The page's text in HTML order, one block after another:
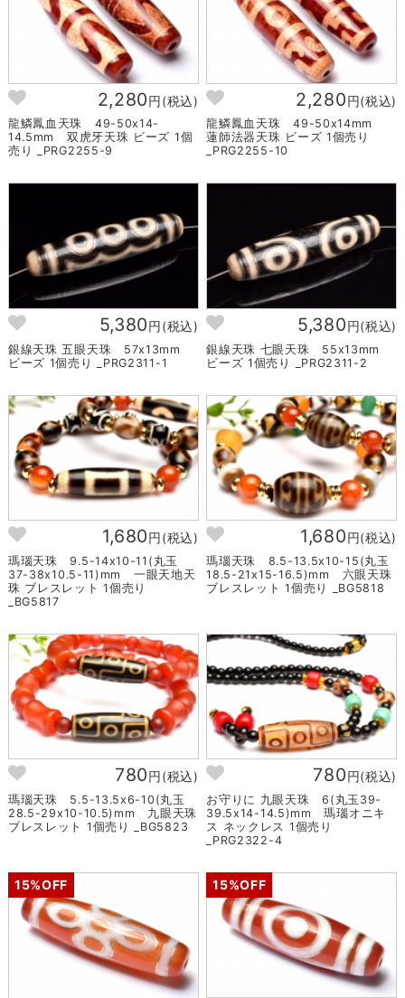
2,280円(税込)
龍鱗鳳血天珠 49-50x14-
14.5mm 双虎牙天珠 ビーズ 1個
売り _PRG2255-9
2,280円(税込)
龍鱗鳳血天珠 49-50x14mm
蓮師法器天珠 ビーズ 1個売り
_PRG2255-10
5,380円(税込)
銀線天珠 五眼天珠 57x13mm
ビーズ 1個売り _PRG2311-1
5,380円(税込)
銀線天珠 七眼天珠 55x13mm
ビーズ 1個売り _PRG2311-2
1,680円(税込)
瑪瑙天珠 9.5-14x10-11(丸玉
37-38x10.5-11)mm 一眼天地天
珠 ブレスレット 1個売り
_BG5817
1,680円(税込)
瑪瑙天珠 8.5-13.5x10-15(丸玉
18.5-21x15-16.5)mm 六眼天珠
ブレスレット 1個売り _BG5818
780円(税込)
瑪瑙天珠 5.5-13.5x6-10(丸玉
28.5-29x10-10.5)mm 九眼天珠
ブレスレット 1個売り _BG5823
780円(税込)
お守りに 九眼天珠 6(丸玉39-
39.5x14-14.5)mm 瑪瑙オニキ
ス ネックレス 1個売り
_PRG2322-4
15%OFF 15%OFF